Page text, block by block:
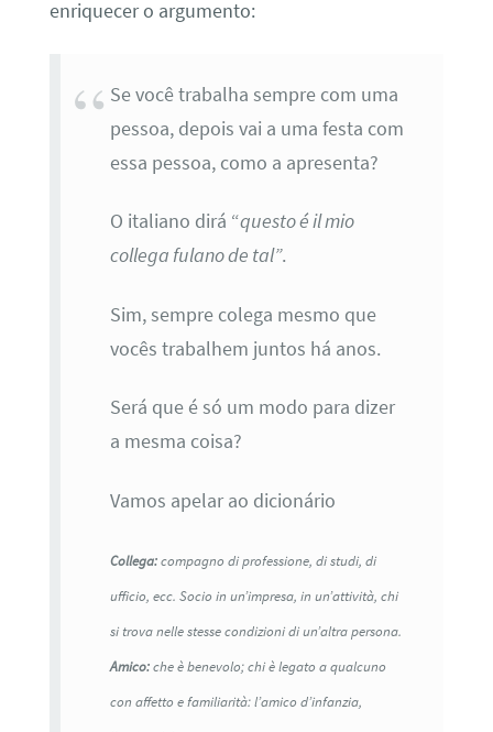
enriquecer o argumento:
Se você trabalha sempre com uma
pessoa, depois vai a uma festa com
essa pessoa, como a apresenta?
O italiano dirá “questo é il mio
collega fulano de tal”.
Sim, sempre colega mesmo que
vocês trabalhem juntos há anos.
Será que é só um modo para dizer
a mesma coisa?
Vamos apelar ao dicionário
Collega:compagno di professione, di studi, di
ufficio, ecc. Socio in un’impresa, in un’attività, chi
si trova nelle stesse condizioni di un’altra persona.
Amico:che è benevolo; chi è legato a qualcuno
con affetto e familiarità:l’amico d’infanzia,